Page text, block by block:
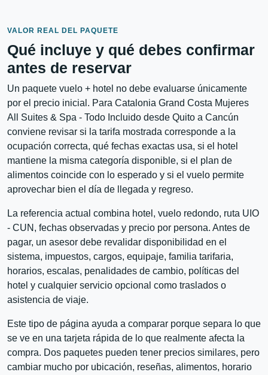
VALOR REAL DEL PAQUETE
Qué incluye y qué debes confirmar
antes de reservar
Un paquete vuelo + hotel no debe evaluarse únicamente
por el precio inicial. Para Catalonia Grand Costa Mujeres
All Suites & Spa - Todo Incluido desde Quito a Cancún
conviene revisar si la tarifa mostrada corresponde a la
ocupación correcta, qué fechas exactas usa, si el hotel
mantiene la misma categoría disponible, si el plan de
alimentos coincide con lo esperado y si el vuelo permite
aprovechar bien el día de llegada y regreso.
La referencia actual combina hotel, vuelo redondo, ruta UIO
- CUN, fechas observadas y precio por persona. Antes de
pagar, un asesor debe revalidar disponibilidad en el
sistema, impuestos, cargos, equipaje, familia tarifaria,
horarios, escalas, penalidades de cambio, políticas del
hotel y cualquier servicio opcional como traslados o
asistencia de viaje.
Este tipo de página ayuda a comparar porque separa lo que
se ve en una tarjeta rápida de lo que realmente afecta la
compra. Dos paquetes pueden tener precios similares, pero
cambiar mucho por ubicación, reseñas, alimentos, horario